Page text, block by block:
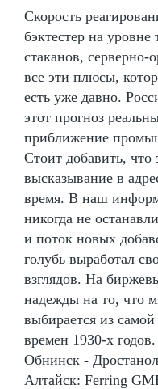
Скорость
бэктестер на
стаканов,
все эти плюсы,
есть уже давно.
этот прогноз
приближение
Стоит добавить, что
высказывание в
время. В наш
никогда не
и поток новых
голубь выработал
взглядов. На
надежды на то, что
выбирается из
времен 1930-х
Обнинск -
Алтайск: Ferring